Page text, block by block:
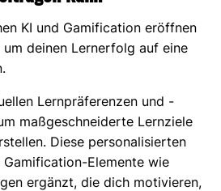
KI und Gamification eröffnen
deinen Lernerfolg auf eine
Lernpräferenzen und -
maßgeschneiderte Lernziele
Diese personalisierten
Elemente wie
ergänzt, die dich motivieren,